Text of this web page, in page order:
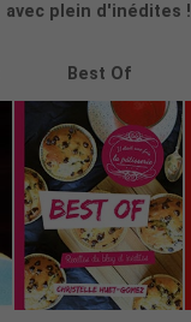
avec plein d'inédites !
Best Of